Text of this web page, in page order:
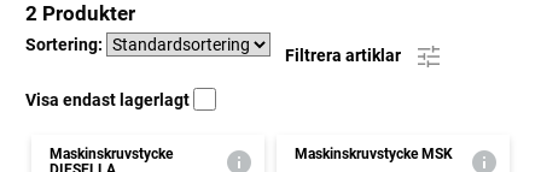
2 Produkter
Sortering:
Filtrera artiklar
Visa endast lagerlagt
Maskinskruvstycke
Maskinskruvstycke MSK